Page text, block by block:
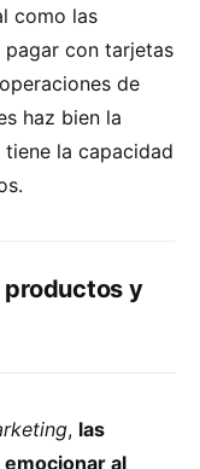
como las
pagar con tarjetas
de
haz bien la
la capacidad
productos y
, las
al